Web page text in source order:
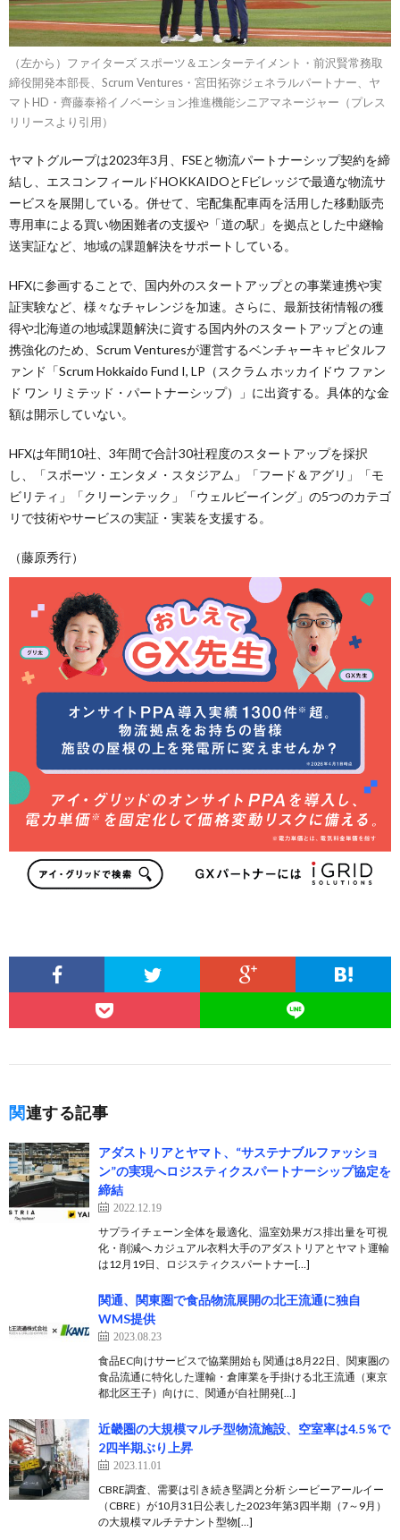
（左から）ファイターズ スポーツ＆エンターテイメント・前沢賢常務取
締役開発本部長、Scrum Ventures・宮田拓弥ジェネラルパートナー、ヤ
マトHD・齊藤泰裕イノベーション推進機能シニアマネージャー（プレス
リリースより引用）
ヤマトグループは2023年3月、FSEと物流パートナーシップ契約を締
結し、エスコンフィールドHOKKAIDOとFビレッジで最適な物流サ
ービスを展開している。併せて、宅配集配車両を活用した移動販売
専用車による買い物困難者の支援や「道の駅」を拠点とした中継輸
送実証など、地域の課題解決をサポートしている。
HFXに参画することで、国内外のスタートアップとの事業連携や実
証実験など、様々なチャレンジを加速。さらに、最新技術情報の獲
得や北海道の地域課題解決に資する国内外のスタートアップとの連
携強化のため、Scrum Venturesが運営するベンチャーキャピタルフ
ァンド「Scrum Hokkaido Fund I, LP（スクラム ホッカイドウ ファン
ド ワン リミテッド・パートナーシップ）」に出資する。具体的な金
額は開示していない。
HFXは年間10社、3年間で合計30社程度のスタートアップを採択
し、「スポーツ・エンタメ・スタジアム」「フード＆アグリ」「モ
ビリティ」「クリーンテック」「ウェルビーイング」の5つのカテゴ
リで技術やサービスの実証・実装を支援する。
（藤原秀行）
関連する記事
アダストリアとヤマト、“サステナブルファッショ
ン”の実現へロジスティクスパートナーシップ協定を
締結
2022.12.19
サプライチェーン全体を最適化、温室効果ガス排出量を可視
化・削減へ カジュアル衣料大手のアダストリアとヤマト運輸
は12月19日、ロジスティクスパートナー[…]
関通、関東圏で食品物流展開の北王流通に独自
WMS提供
2023.08.23
食品EC向けサービスで協業開始も 関通は8月22日、関東圏の
食品流通に特化した運輸・倉庫業を手掛ける北王流通（東京
都北区王子）向けに、関通が自社開発[…]
近畿圏の大規模マルチ型物流施設、空室率は4.5％で
2四半期ぶり上昇
2023.11.01
CBRE調査、需要は引き続き堅調と分析 シービーアールイー
（CBRE）が10月31日公表した2023年第3四半期（7～9月）
の大規模マルチテナント型物[…]